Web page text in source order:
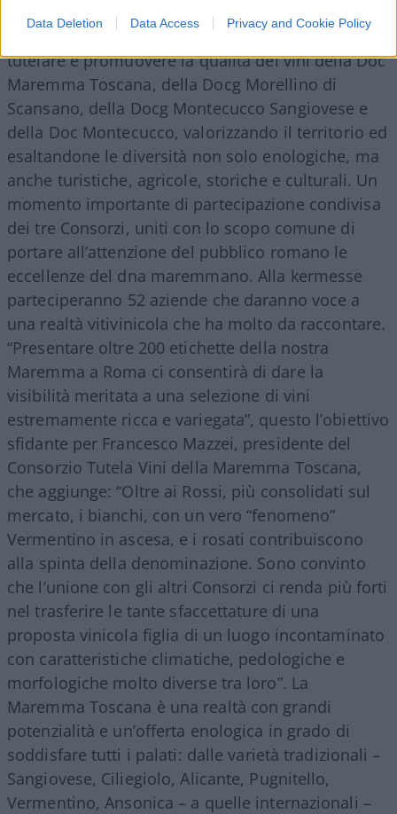
Data Deletion Data Access Privacy and Cookie Policy
produzione vitivinicola delle aziende a loro
associate. L’appuntamento nasce con l’obiettivo di
tutelare e promuovere la qualità dei vini della Doc
Maremma Toscana, della Docg Morellino di
Scansano, della Docg Montecucco Sangiovese e
della Doc Montecucco, valorizzando il territorio ed
esaltandone le diversità non solo enologiche, ma
anche turistiche, agricole, storiche e culturali. Un
momento importante di partecipazione condivisa
dei tre Consorzi, uniti con lo scopo comune di
portare all’attenzione del pubblico romano le
eccellenze del dna maremmano. Alla kermesse
parteciperanno 52 aziende che daranno voce a
una realtà vitivinicola che ha molto da raccontare.
“Presentare oltre 200 etichette della nostra
Maremma a Roma ci consentirà di dare la
visibilità meritata a una selezione di vini
estremamente ricca e variegata”, questo l’obiettivo
sfidante per Francesco Mazzei, presidente del
Consorzio Tutela Vini della Maremma Toscana,
che aggiunge: “Oltre ai Rossi, più consolidati sul
mercato, i bianchi, con un vero “fenomeno”
Vermentino in ascesa, e i rosati contribuiscono
alla spinta della denominazione. Sono convinto
che l’unione con gli altri Consorzi ci renda più forti
nel trasferire le tante sfaccettature di una
proposta vinicola figlia di un luogo incontaminato
con caratteristiche climatiche, pedologiche e
morfologiche molto diverse tra loro”. La
Maremma Toscana è una realtà con grandi
potenzialità e un’offerta enologica in grado di
soddisfare tutti i palati: dalle varietà tradizionali –
Sangiovese, Ciliegiolo, Alicante, Pugnitello,
Vermentino, Ansonica – a quelle internazionali –